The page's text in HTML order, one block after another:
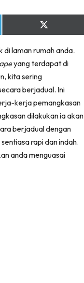
Share
on
(Twitter)
laman rumah anda.
yang terdapat di
kita sering
berjadual. Ini
kerja pemangkasan
dilakukan ia akan
berjadual dengan
rapi dan indah.
anda menguasai